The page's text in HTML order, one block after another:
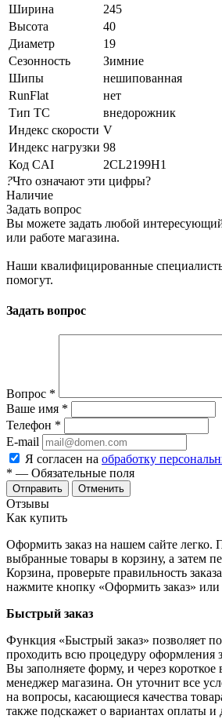
Ширина
245
Высота
40
Диаметр
19
Сезонность
Зимние
Шипы
нешипованная
RunFlat
нет
Тип ТС
внедорожник
Индекс скорости V
Индекс нагрузки 98
Код CAI
2CL2199H1
?Что означают эти цифры?
Наличие
Задать вопрос
Вы можете задать любой
или работе магазина.
Наши квалифицированные
помогут.
Задать вопрос
Вопрос *
Ваше имя *
Телефон *
E-mail
Я согласен на обработку
* — Обязательные поля
Отменить
Отзывы
Как купить
Оформить заказ на нашем сайте легко.
выбранные товары в корзину, а затем
Корзина, проверьте правильность
нажмите кнопку «Оформить заказ» или
Быстрый заказ
Функция «Быстрый заказ» позволяет
проходить всю процедуру оформления
Вы заполняете форму, и через короткое
менеджер магазина. Он уточнит все
на вопросы, касающиеся качества
также подскажет о вариантах оплаты и